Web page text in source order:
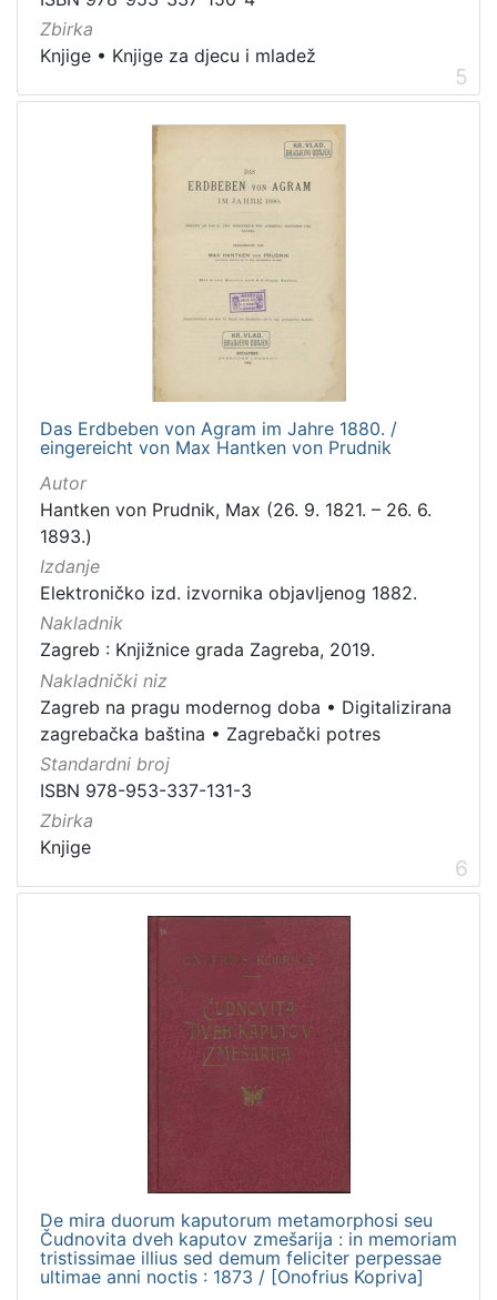
Zbirka
Knjige • Knjige za djecu i mladež
5
Das Erdbeben von Agram im Jahre 1880. /
eingereicht von Max Hantken von Prudnik
Autor
Hantken von Prudnik, Max (26. 9. 1821. – 26. 6.
1893.)
Izdanje
Elektroničko izd. izvornika objavljenog 1882.
Nakladnik
Zagreb : Knjižnice grada Zagreba, 2019.
Nakladnički niz
Zagreb na pragu modernog doba • Digitalizirana
zagrebačka baština • Zagrebački potres
Standardni broj
ISBN 978-953-337-131-3
Zbirka
Knjige
6
De mira duorum kaputorum metamorphosi seu
Čudnovita dveh kaputov zmešarija : in memoriam
tristissimae illius sed demum feliciter perpessae
ultimae anni noctis : 1873 / [Onofrius Kopriva]